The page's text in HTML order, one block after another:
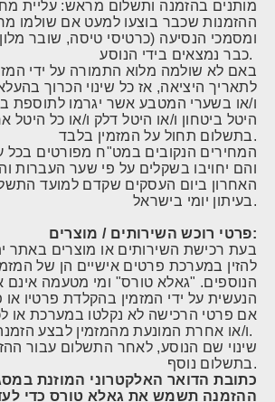
מותנים בהזמנה ותשלום מראש: עליית
ההזמנות שכבר בוצעו למעט אם שולמו
ומסמכי הנסיעה (כרטיסי טיסה, שובר
כבר נמצאים בידי הנוסע.
באם לא שולמה מלוא התמורה על ידי
לתאריך היציאה, אז כל שינוי הכרוך
ו/או בשערי המטבע אשר יגרמו לתוספת
היטל ביטחון ו/או היטל דלק ו/או כל
בתשלום תחול על המזמין בלבד.
המחירים הנקובים במט"ח מפורטים בכל
והם יחויבו בשקלים על פי שער העברות
האחרון ביום העסקים שקדם למועד
בעיתון יומי בישראל.
פרטי רוכש השירותים / מוצרים:
בעת רכישת השירותים או מוצרים באתר
להזין במערכת פרטים אישיים הן של
הנוספים. "גאלא טורס" ומי מטעמה אינם
הנעשית על ידי המזמין בהקלדת פרטיו
אם פרטי הרכישה לא נקלטו במערכת או
ו/או אחרת המונעת מהמזמין לבצע הזמנה.
שינוי שם הנוסע, לאחר התשלום עבור
בתשלום נוסף.
כתובת הדואר האלקטרוני המוזנת
ההזמנה תשמש את גאלא טורס כדי